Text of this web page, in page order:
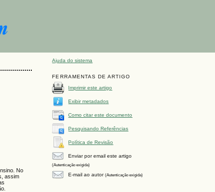
Ajuda do sistema
FERRAMENTAS DE ARTIGO
Imprimir este artigo
Exibir metadados
Como citar este documento
Pesquisando Referências
Política de Revisão
Enviar por email este artigo
(Autenticação exigida)
E-mail ao autor(Autenticação exigida)
No
assim